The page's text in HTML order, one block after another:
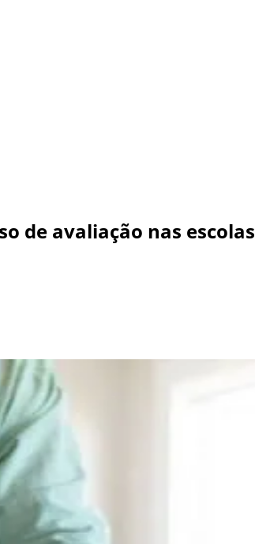
de avaliação nas escolas